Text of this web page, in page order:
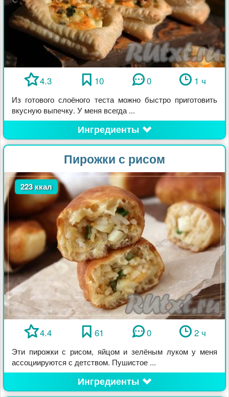
4.3 10 0 1 ч
Из готового слоёного теста можно быстро приготовить
вкусную выпечку. У меня всегда ...
Ингредиенты
Пирожки с рисом
223 ккал
4.4 61 0 2 ч
Эти пирожки с рисом, яйцом и зелёным луком у меня
ассоциируются с детством. Пушистое ...
Ингредиенты